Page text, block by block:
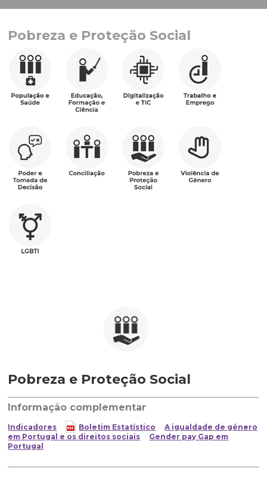
Pobreza e Proteção Social
Pobreza e Proteção Social
Informação complementar
Indicadores Boletim Estatístico
A igualdade de género
em Portugal e os direitos sociais
Gender pay Gap em
Portugal